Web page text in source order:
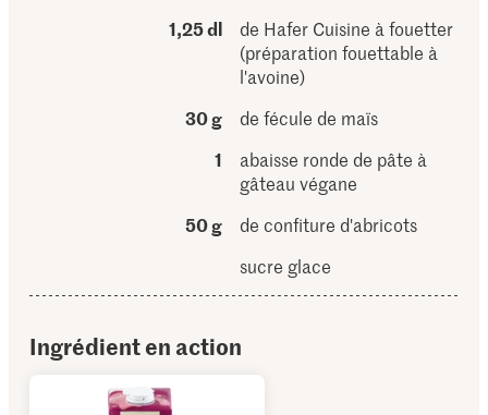
1,25 dl
de Hafer Cuisine à fouetter
(préparation fouettable à
l'avoine)
30 g
de fécule de maïs
1
abaisse ronde de pâte à
gâteau végane
50 g
de confiture d'abricots
sucre glace
Ingrédient en action